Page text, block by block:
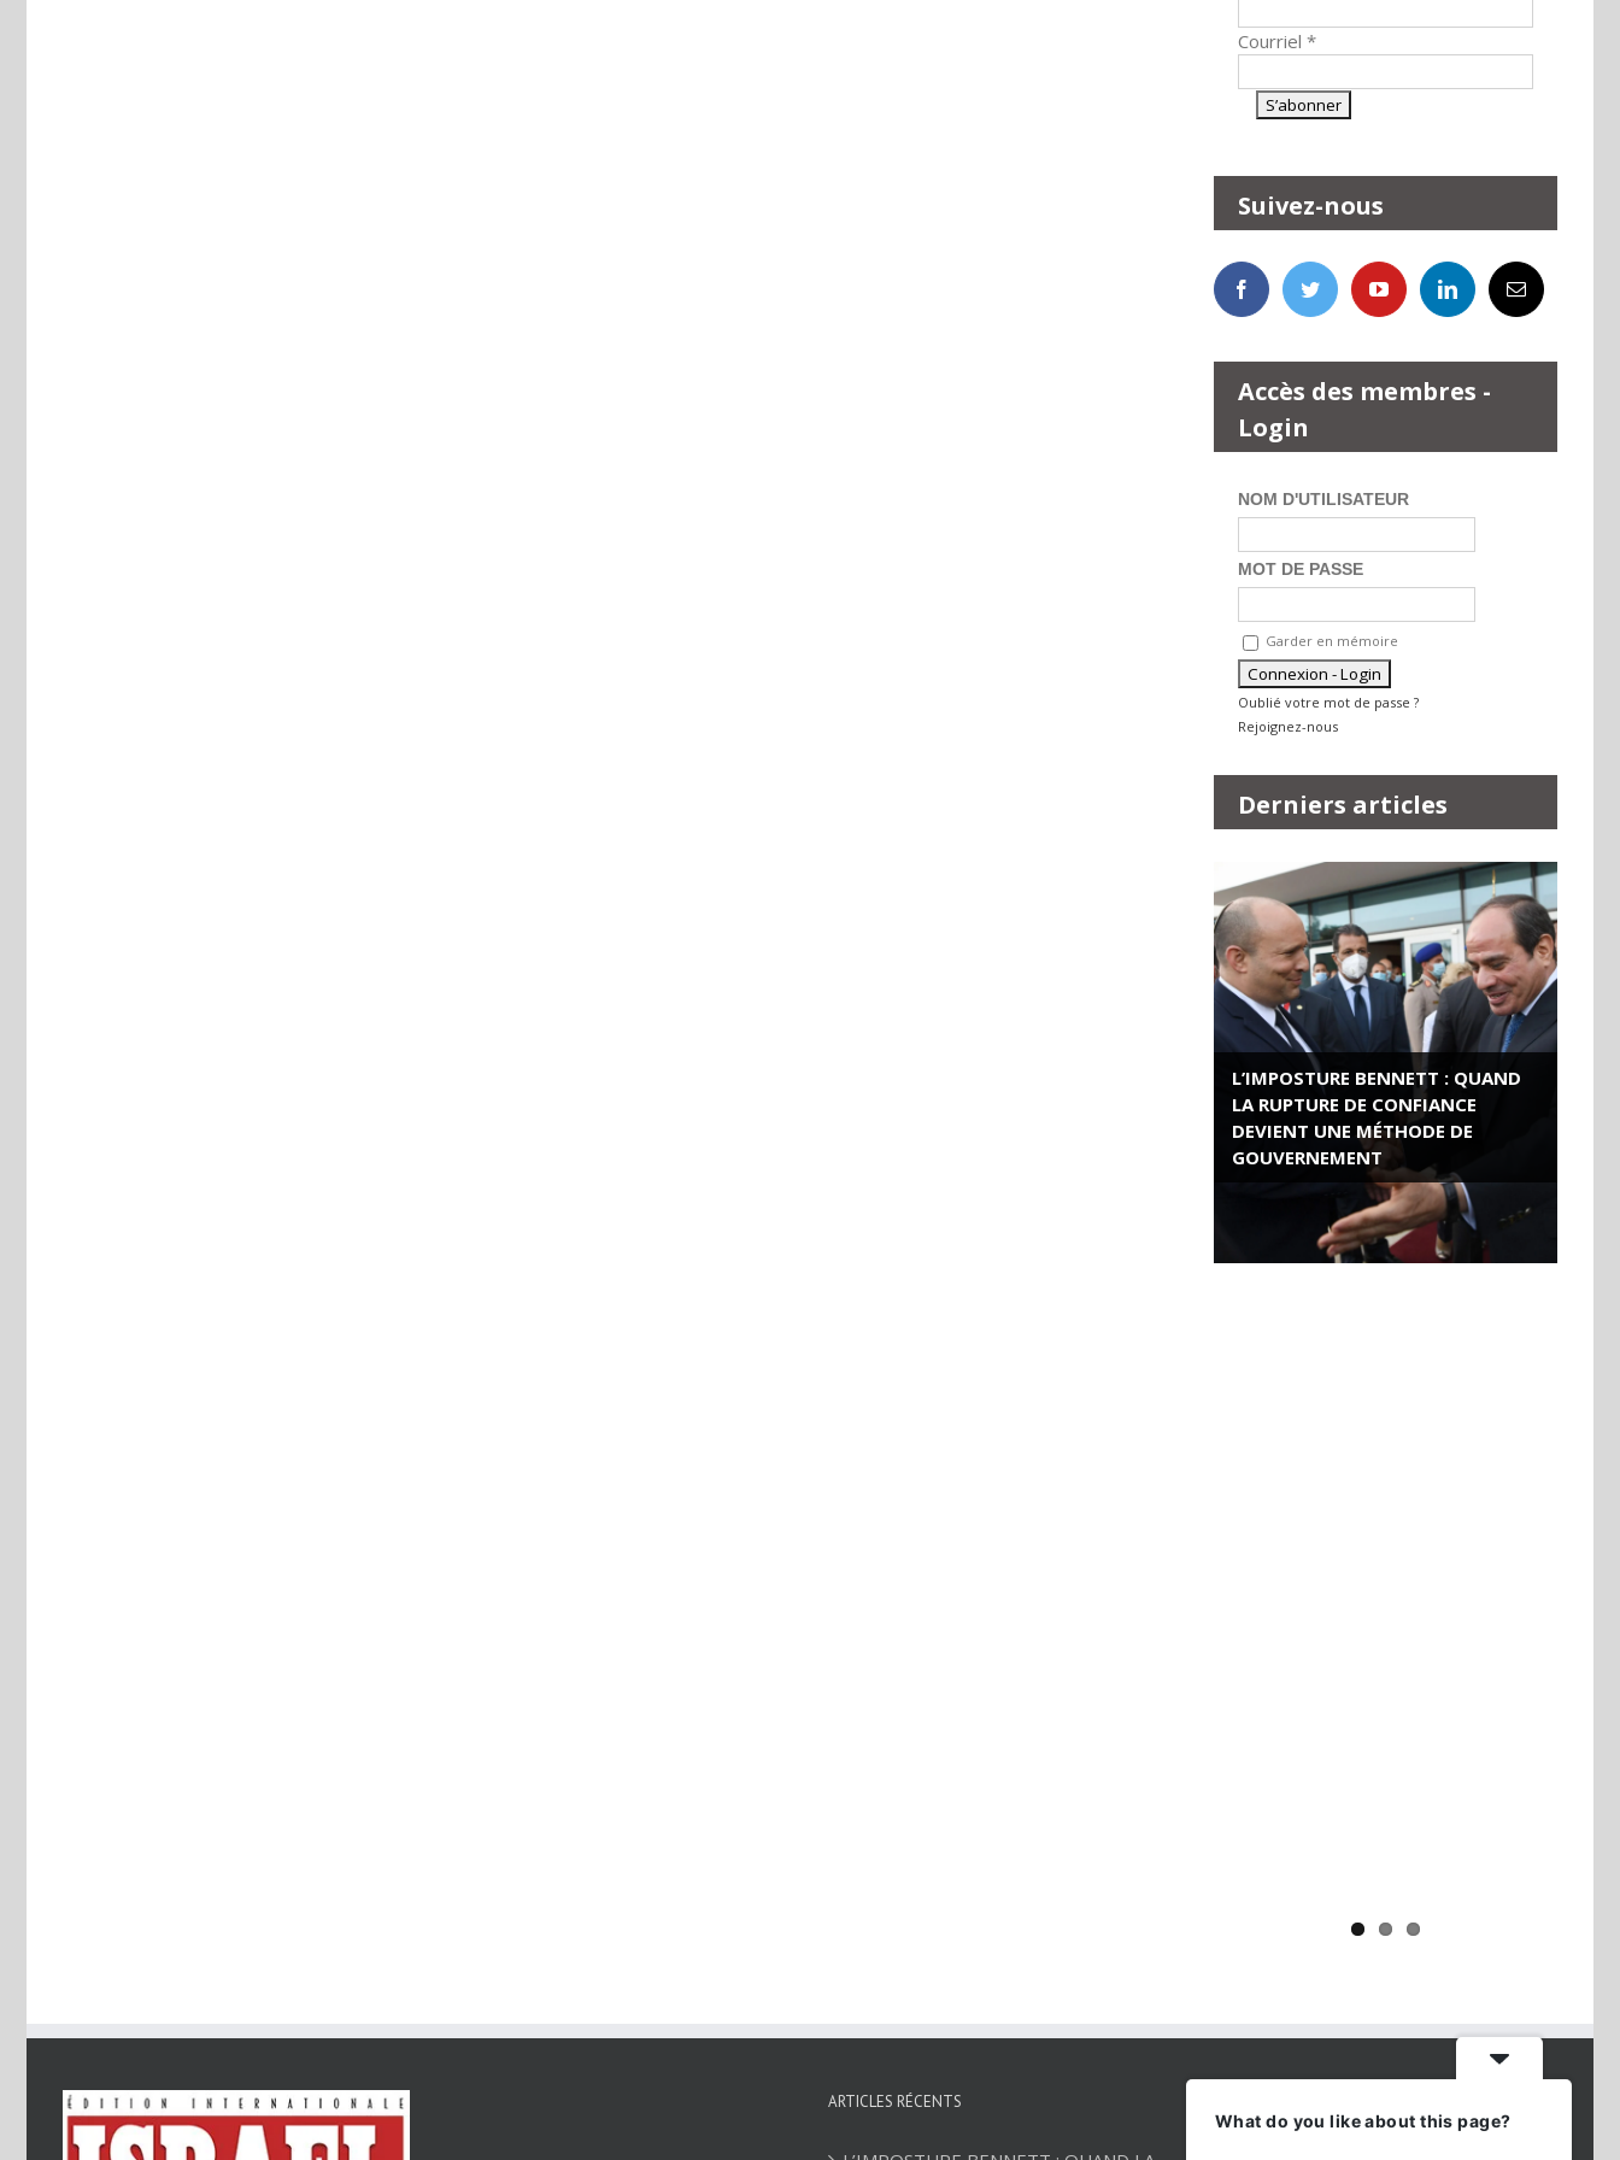
Courriel *
Suivez-nous
Accès des membres -
Login
NOM D'UTILISATEUR
MOT DE PASSE
Garder en mémoire
Oublié votre mot de passe ?
Rejoignez-nous
Derniers articles
L’IMPOSTURE BENNETT : QUAND
LA RUPTURE DE CONFIANCE
DEVIENT UNE MÉTHODE DE
GOUVERNEMENT
ROSE VALLAND, HEROÏNE DE LA
RESISTANCE FRANÇAISE
ARTICLES RÉCENTS
What do you like about this page?